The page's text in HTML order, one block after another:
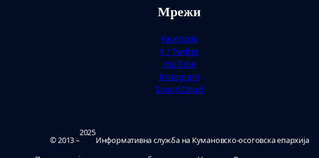
Мрежи
Facebook
X / Twitter
YouTube
Instagram
SoundCloud
© 2013 –
2025
Ин­фор­ма­тив­на служ­ба на Ку­ма­нов­ско-осо­гов­ска епар­хи­ја